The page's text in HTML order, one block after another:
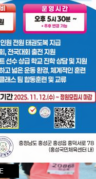
분을 진심으로 환영합니다
하는 체육회가 되겠습니다